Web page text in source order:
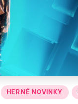
HERNÉ NOVINKY